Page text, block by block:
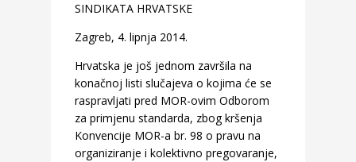
SINDIKATA HRVATSKE
Zagreb, 4. lipnja 2014.
Hrvatska je još jednom završila na
konačnoj listi slučajeva o kojima će se
raspravljati pred MOR-ovim Odborom
za primjenu standarda, zbog kršenja
Konvencije MOR-a br. 98 o pravu na
organiziranje i kolektivno pregovaranje,